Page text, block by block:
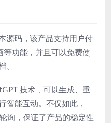
源码，该产品支持用户付
等功能，并且可以免费使
。
技术，可以生成、重
智能互动。不仅如此，
询，保证了产品的稳定性